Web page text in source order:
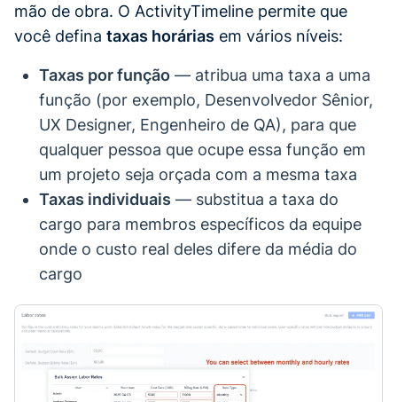
mão de obra. O ActivityTimeline permite que
você defina taxas horárias em vários níveis:
Taxas por função — atribua uma taxa a uma
função (por exemplo, Desenvolvedor Sênior,
UX Designer, Engenheiro de QA), para que
qualquer pessoa que ocupe essa função em
um projeto seja orçada com a mesma taxa
Taxas individuais — substitua a taxa do
cargo para membros específicos da equipe
onde o custo real deles difere da média do
cargo